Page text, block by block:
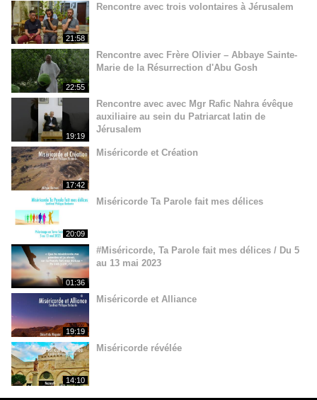
21:58
Rencontre avec trois volontaires à Jérusalem
22:55
Rencontre avec Frère Olivier – Abbaye Sainte-
Marie de la Résurrection d'Abu Gosh
19:19
Rencontre avec avec Mgr Rafic Nahra évêque
auxiliaire au sein du Patriarcat latin de
Jérusalem
17:42
Miséricorde et Création
20:09
Miséricorde Ta Parole fait mes délices
01:36
#Miséricorde, Ta Parole fait mes délices / Du 5
au 13 mai 2023
19:19
Miséricorde et Alliance
14:10
Miséricorde révélée